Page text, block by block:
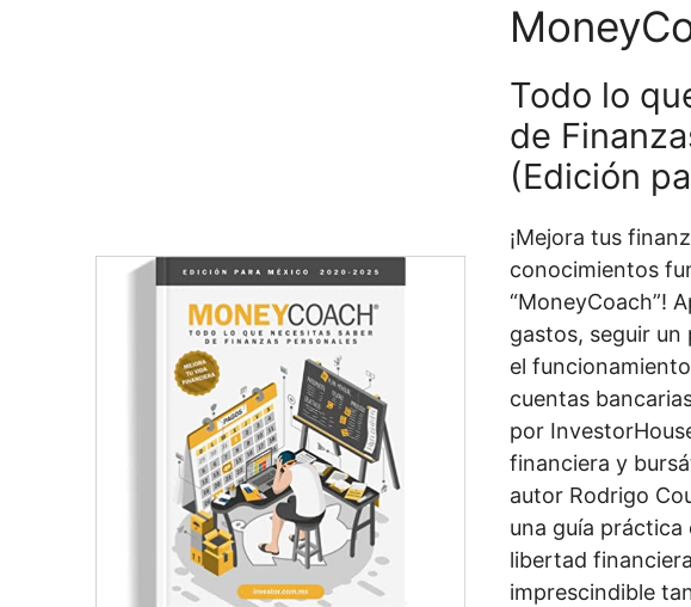
Todo lo
de
(Edición
¡Mejora tus
conocimientos
“MoneyCoach”!
gastos, seguir
el
cuentas
por
financiera y
autor Rodrigo
una guía práctica
libertad
imprescindible